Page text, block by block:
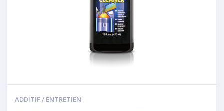
ADDITIF / ENTRETIEN